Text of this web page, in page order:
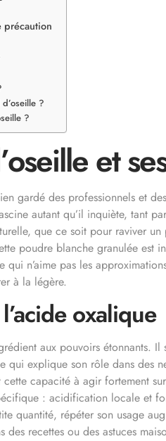
précaution
?
?
et
gardé des professionnels et
autant qu’il inquiète, tant
que ce soit pour raviver
poudre blanche granulée est
n’aime pas les
à la légère.
oxalique
aux pouvoirs étonnants.
explique son rôle dans des
capacité à agir fortement
: acidification locale et
quantité, répéter son usage
recettes ou des astuces